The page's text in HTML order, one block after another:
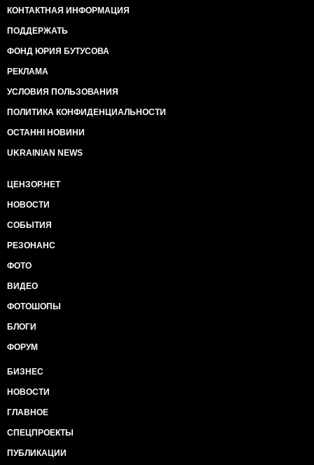
КОНТАКТНАЯ ИНФОРМАЦИЯ
ПОДДЕРЖАТЬ
ФОНД ЮРИЯ БУТУСОВА
РЕКЛАМА
УСЛОВИЯ ПОЛЬЗОВАНИЯ
ПОЛИТИКА КОНФИДЕНЦИАЛЬНОСТИ
ОСТАННІ НОВИНИ
UKRAINIAN NEWS
ЦЕНЗОР.НЕТ
НОВОСТИ
СОБЫТИЯ
РЕЗОНАНС
ФОТО
ВИДЕО
ФОТОШОПЫ
БЛОГИ
ФОРУМ
БИЗНЕС
НОВОСТИ
ГЛАВНОЕ
СПЕЦПРОЕКТЫ
ПУБЛИКАЦИИ